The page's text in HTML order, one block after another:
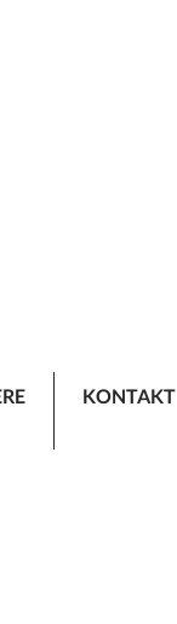
KONTAKT